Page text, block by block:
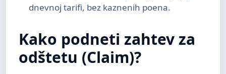
dnevnoj tarifi, bez kaznenih poena.
Kako podneti zahtev za
odštetu (Claim)?